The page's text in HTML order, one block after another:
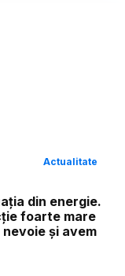
Actualitate
din energie.
foarte mare
și avem